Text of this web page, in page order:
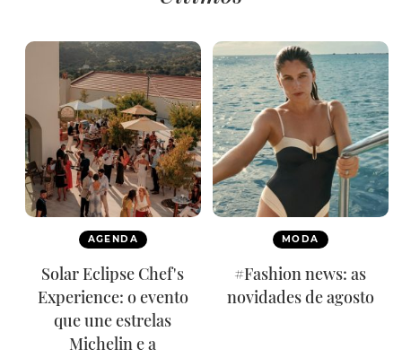
AGENDA
Solar Eclipse Chef's
Experience: o evento
que une estrelas
Michelin e a
MODA
#Fashion news: as
novidades de agosto